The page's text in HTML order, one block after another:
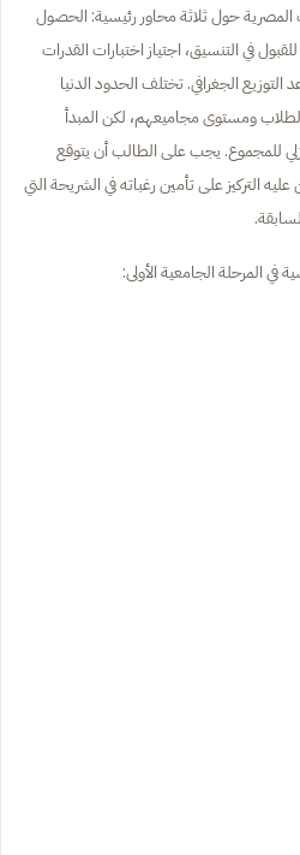
حول ثلاثة محاور رئيسية: الحصول
في التنسيق، اجتياز اختبارات القدرات
التوزيع الجغرافي. تختلف الحدود الدنيا
ومستوى مجاميعهم، لكن المبدأ
للمجموع. يجب على الطالب أن يتوقع
التركيز على تأمين رغباته في الشريحة التي
في المرحلة الجامعية الأولى: